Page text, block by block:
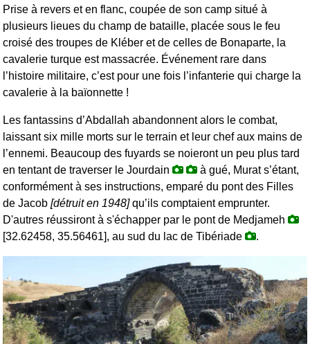
Prise à revers et en flanc, coupée de son camp situé à
plusieurs lieues du champ de bataille, placée sous le feu
croisé des troupes de Kléber et de celles de Bonaparte, la
cavalerie turque est massacrée. Événement rare dans
l’histoire militaire, c’est pour une fois l’infanterie qui charge la
cavalerie à la baïonnette !
Les fantassins d’Abdallah abandonnent alors le combat,
laissant six mille morts sur le terrain et leur chef aux mains de
l’ennemi. Beaucoup des fuyards se noieront un peu plus tard
en tentant de traverser le Jourdain
à gué, Murat s’étant,
conformément à ses instructions, emparé du pont des Filles
de Jacob [détruit en 1948]qu’ils comptaient emprunter.
D'autres réussiront à s'échapper par le pont de Medjameh
[32.62458, 35.56461], au sud du lac de Tibériade
.